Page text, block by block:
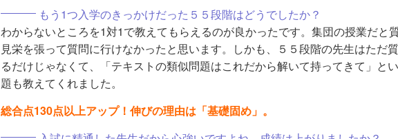
もう1つ入学のきっかけだった５５段階はどうでしたか？
わからないところを1対1で教えてもらえるのが良かったです。集団の授業だと質
見栄を張って質問に行けなかったと思います。しかも、５５段階の先生はただ
るだけじゃなくて、「テキストの類似問題はこれだから解いて持ってきて」と
題も教えてくれました。
総合点130点以上アップ！伸びの理由は「基礎固め」。